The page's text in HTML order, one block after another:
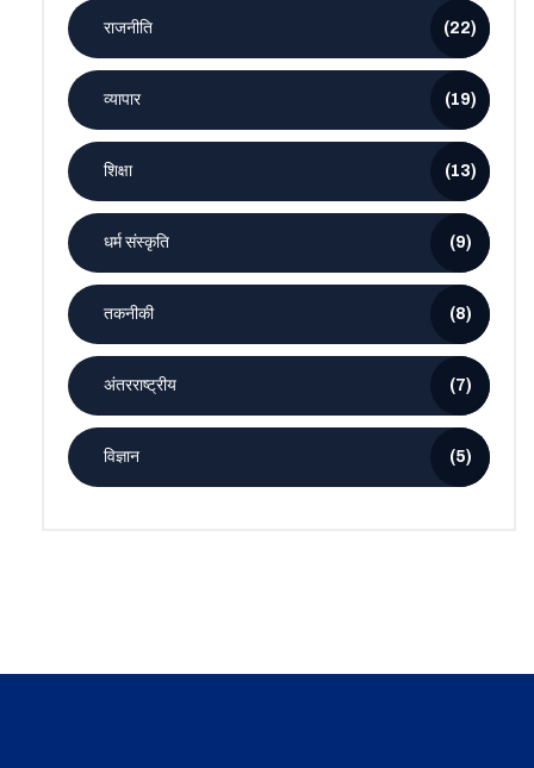
राजनीति (22)
व्यापार (19)
शिक्षा (13)
धर्म संस्कृति (9)
तकनीकी (8)
अंतरराष्ट्रीय (7)
विज्ञान (5)